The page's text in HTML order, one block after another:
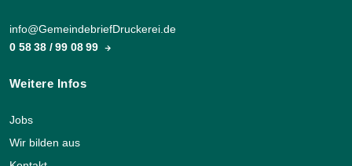
info@GemeindebriefDruckerei.de
0 58 38 / 99 08 99
Weitere Infos
Jobs
Wir bilden aus